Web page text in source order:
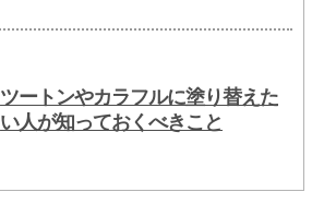
ツートンやカラフルに塗り替えた
い人が知っておくべきこと